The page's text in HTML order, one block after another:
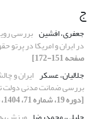
ج
جعفری، افشین بررسی
در ایران و امریکا در پرتو
صفحه 151-172]
جلالیان، عسکر ایران و
بررسی ضمانت مدنی دولت
[دوره 19، شماره 71، 1404، صفحه 249-277]